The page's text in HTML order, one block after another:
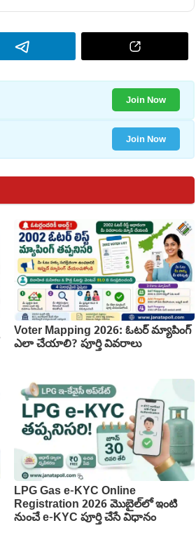
Join Now
Join Now
Voter Mapping 2026: ఓటర్ మ్యాపింగ్
ఎలా చేయాలి? పూర్తి వివరాలు
LPG Gas e-KYC Online
Registration 2026 మొబైల్‌లో ఇంటి
నుంచే e-KYC పూర్తి చేసే విధానం